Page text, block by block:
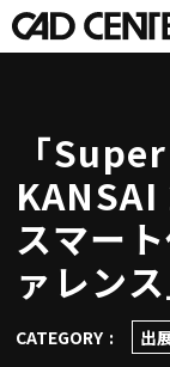
「
スマー
ァレン
CATEGORY 出